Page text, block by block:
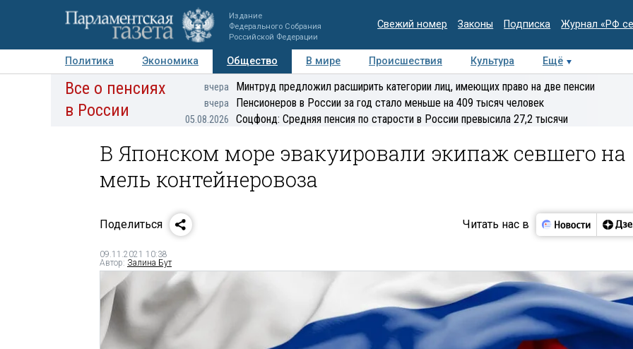
Издание
Федерального Собрания
Российской Федерации
Свежий номер Законы Подписка Журнал «РФ
Политика Экономика Общество В мире Происшествия Культура
Ещё
Авторы Персоны Мнения Регионы Медиацентр Интервью Колумнисты
Все о пенсиях
в России
вчера Минтруд предложил расширить категории лиц, имеющих право на две пенсии
вчера Пенсионеров в России за год стало меньше на 409 тысяч человек
05.08.2026 Соцфонд: Средняя пенсия по старости в России превысила 27,2 тысячи
В Японском море эвакуировали экипаж севшего на
мель контейнеровоза
Поделиться Читать нас в
09.11.2021 10:38
Автор: Залина Бут